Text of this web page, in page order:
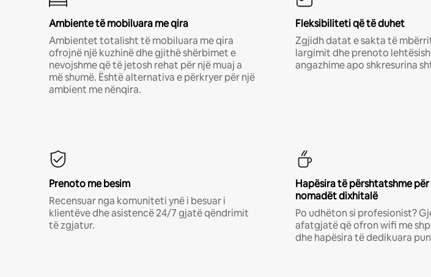
Ambiente të mobiluara me qira
Ambientet totalisht të mobiluara me qira
ofrojnë një kuzhinë dhe gjithë shërbimet e
nevojshme që të jetosh rehat për një muaj a
më shumë. Është alternativa e përkryer për një
ambient me nënqira.
Fleksibiliteti që të duhet
Zgjidh datat e sakta të
largimit dhe prenoto
angazhime apo shkresurina
Prenoto me besim
Recensuar nga komuniteti ynë i besuar i
klientëve dhe asistencë 24/7 gjatë qëndrimit
të zgjatur.
Hapësira të përshtatshme
nomadët dixhitalë
Po udhëton si profesionist?
afatgjatë që ofron wifi me
dhe hapësira të dedikuara